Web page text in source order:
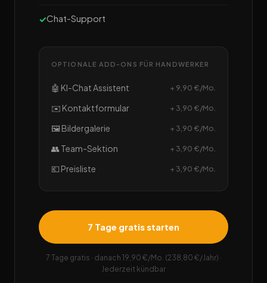
Chat-Support
OPTIONALE ADD-ONS FÜR HANDWERKER
🤖 KI-Chat Assistent + 9,90 €/Mo.
✉️ Kontaktformular + 3,90 €/Mo.
🖼️ Bildergalerie + 3,90 €/Mo.
👥 Team-Sektion + 3,90 €/Mo.
💶 Preisliste + 3,90 €/Mo.
7 Tage gratis starten
7 Tage gratis · danach 19,90 €/Mo. (238,80 €/Jahr) ·
Jederzeit kündbar